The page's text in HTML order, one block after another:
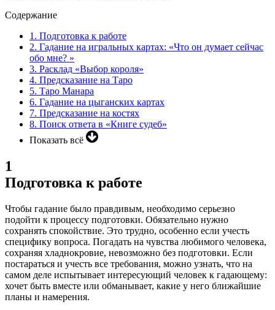
Содержание
1. Подготовка к работе
2. Гадание на игральных картах: «Что он думает сейчас
обо мне? »
3. Расклад «Выбор короля»
4. Предсказание на Таро
5. Таро Манара
6. Гадание на цыганских картах
7. Предсказание на костях
8. Поиск ответа в «Книге судеб»
Показать всё
1
Подготовка к работе
Чтобы гадание было правдивым, необходимо серьезно
подойти к процессу подготовки. Обязательно нужно
сохранять спокойствие. Это трудно, особенно если учесть
специфику вопроса. Погадать на чувства любимого человека,
сохраняя хладнокровие, невозможно без подготовки. Если
постараться и учесть все требования, можно узнать, что на
самом деле испытывает интересующий человек к гадающему:
хочет быть вместе или обманывает, какие у него ближайшие
планы и намерения.